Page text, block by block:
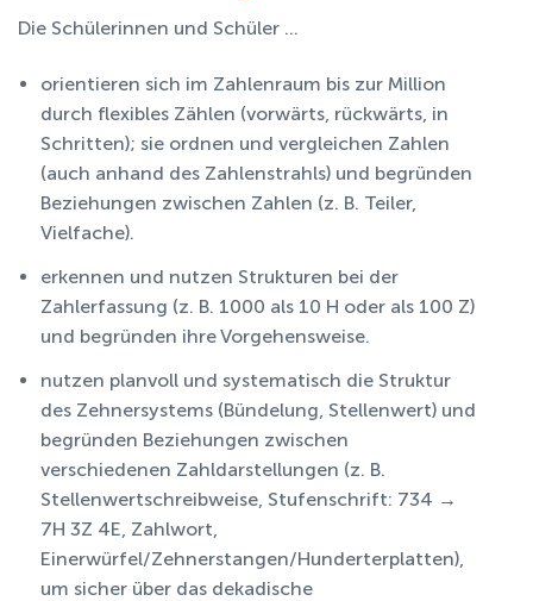
Die Schülerinnen und Schüler ...
orientieren sich im Zahlenraum bis zur Million
durch flexibles Zählen (vorwärts, rückwärts, in
Schritten); sie ordnen und vergleichen Zahlen
(auch anhand des Zahlenstrahls) und begründen
Beziehungen zwischen Zahlen (z. B. Teiler,
Vielfache).
erkennen und nutzen Strukturen bei der
Zahlerfassung (z. B. 1000 als 10 H oder als 100 Z)
und begründen ihre Vorgehensweise.
nutzen planvoll und systematisch die Struktur
des Zehnersystems (Bündelung, Stellenwert) und
begründen Beziehungen zwischen
verschiedenen Zahldarstellungen (z. B.
Stellenwertschreibweise, Stufenschrift: 734 →
7H 3Z 4E, Zahlwort,
Einerwürfel/Zehnerstangen/Hunderterplatten),
um sicher über das dekadische